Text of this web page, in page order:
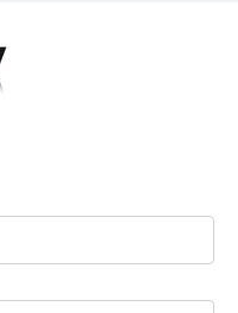
die
projekt w entwickelt